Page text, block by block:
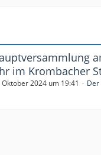
im Krombacher
Oktober 2024 um 19:41 Der